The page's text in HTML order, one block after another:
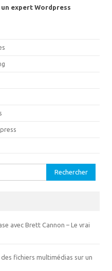
expert Wordpress
avec Brett Cannon – Le vrai
fichiers multimédias sur un